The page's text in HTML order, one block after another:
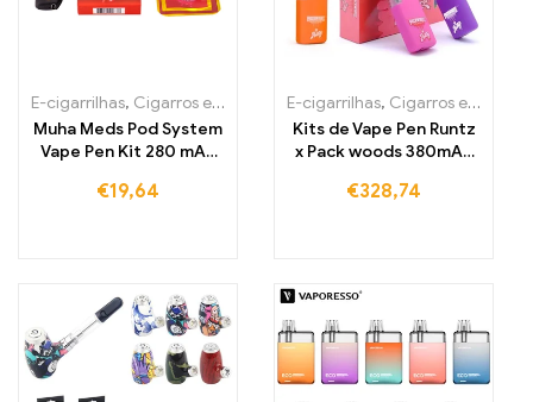
E-cigarrilhas, Cigarros eletrónicos descartáveis Portugal ,
Muha Meds Pod System
Vape Pen Kit 280 mAh
€19,64
E-cigarrilhas, Cigarros eletrónicos descartáveis Portugal
Kits de Vape Pen Runtz
x Pack woods 380mAh
€328,74